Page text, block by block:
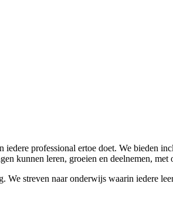
professional ertoe doet. We bieden
kunnen leren, groeien en deelnemen,
streven naar onderwijs waarin iedere